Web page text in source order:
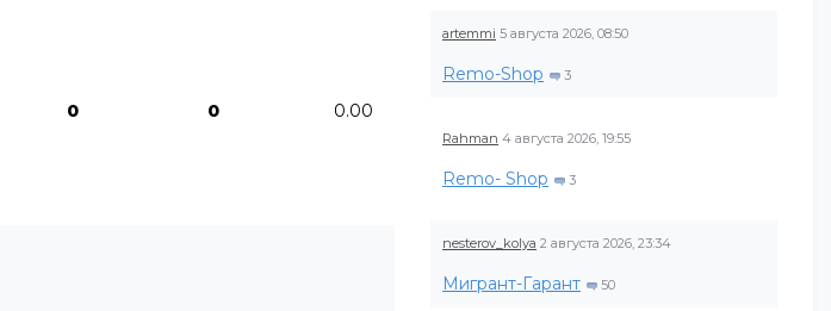
artemmi 5 августа 2026, 08:50
Remo-Shop 3
Rahman 4 августа 2026, 19:55
Remo- Shop 3
nesterov_kolya 2 августа 2026, 23:34
Мигрант-Гарант 50
0 0 0.00